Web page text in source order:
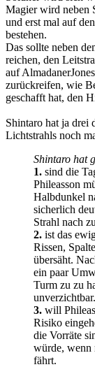
Magier wird neben
und erst mal auf
bestehen.
Das sollte neben
reichen, den
auf
zurückreifen, wie
geschafft hat, den
Shintaro hat ja drei
Lichtstrahls noch
Shintaro hat
1. sind die
Phileasson
Halbdunkel
sicherlich
Strahl nach
2. ist das
Rissen,
übersäht.
ein paar
Turm zu zu
unverzichtbar.
3. will
Risiko
die Vorräte
würde, wenn
fährt.